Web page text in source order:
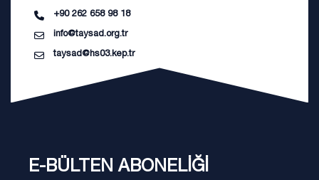
+90 262 658 98 18
info@taysad.org.tr
taysad@hs03.kep.tr
E-BÜLTEN ABONELİĞİ